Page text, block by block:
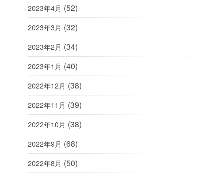
2023年4月 (52)
2023年3月 (32)
2023年2月 (34)
2023年1月 (40)
2022年12月 (38)
2022年11月 (39)
2022年10月 (38)
2022年9月 (68)
2022年8月 (50)